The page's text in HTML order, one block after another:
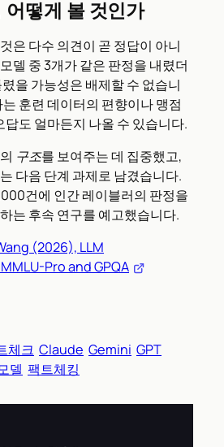
어떻게 볼 것인가
은 다수 의견이 곧 정답이 아니
델 중 3개가 같은 판정을 내렸더
을 가능성은 배제할 수 없습니
훈련 데이터의 편향이나 맹점
답도 얼마든지 나올 수 있습니다.
구조를 보여주는 데 집중했고,
다음 단계 과제로 남겼습니다.
건에 인간 레이블러의 판정을
는 후속 연구를 예고했습니다.
(2026), LLM
Pro and GPQA
체크 Claude Gemini GPT
델 팩트체킹